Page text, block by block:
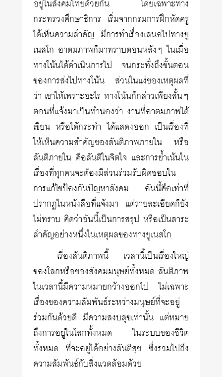
อยู่ในสังคมไทยด้วยกัน โดยเฉพาะทาง
กระทรวงศึกษาธิการ เริ่มจากกรมการฝึกหัดครู
ได้เห็นความสำคัญ มีการทำเรื่องเสนอไปทางยู
เนสโก อาตมภาพก็มาทราบตอนหลังๆ ในเมื่อ
ทางโน้นได้ดำเนินการไป จนกระทั่งถึงขั้นตอน
ของการส่งไปทางโน้น ส่วนในแง่ของเหตุผลที่
ว่า เขาให้เพราะอะไร ทางโน้นก็กล่าวเพียงสั้นๆ
ตอนที่แจ้งมาเป็นทำนองว่า งานที่อาตมภาพได้
เขียน หรือได้กระทำ ได้แสดงออก เป็นเรื่องที่
ให้เห็นความสำคัญของสันติภาพภายใน หรือ
สันติภายใน คือสันติในจิตใจ และการย้ำเน้นใน
เรื่องที่ทุกคนจะต้องมีส่วนร่วมรับผิดชอบใน
การแก้ไขป้องกันปัญหาสังคม อันนี้คือเท่าที่
ปรากฏในหนังสือที่แจ้งมา แต่รายละเอียดก็ยัง
ไม่ทราบ คิดว่าอันนี้เป็นการสรุป หรือเป็นสาระ
สำคัญอย่างหนึ่งในเหตุผลของทางยูเนสโก
เรื่องสันติภาพนี้ เวลานี้เป็นเรื่องใหญ่
ของโลกหรือของสังคมมนุษย์ทั้งหมด สันติภาพ
ในเวลานี้มีความหมายกว้างออกไป ไม่เฉพาะ
เรื่องของความสัมพันธ์ระหว่างมนุษย์ที่จะอยู่
ร่วมกันด้วยดี มีความสงบสุขเท่านั้น แต่หมาย
ถึงการอยู่ในโลกทั้งหมด ในระบบของชีวิต
ทั้งหมด ที่จะอยู่ได้อย่างสันติสุข ซึ่งรวมไปถึง
ความสัมพันธ์กับสิ่งแวดล้อมด้วย